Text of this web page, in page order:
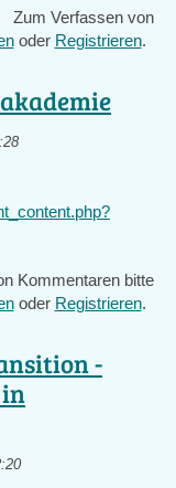
Zum Verfassen von
oder Registrieren.
Kommentaren bitte
oder Registrieren.
-